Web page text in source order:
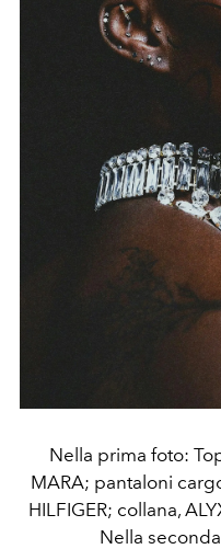
Nella prima foto:
MARA; pantaloni
HILFIGER; collana,
Nella